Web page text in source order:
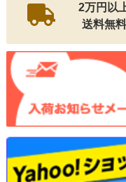
2万円以
送料無料